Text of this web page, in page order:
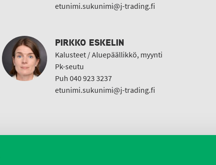
etunimi.sukunimi@j-trading.fi
PIRKKO ESKELIN
Kalusteet / Aluepäällikkö, myynti
Pk-seutu
Puh 040 923 3237
etunimi.sukunimi@j-trading.fi